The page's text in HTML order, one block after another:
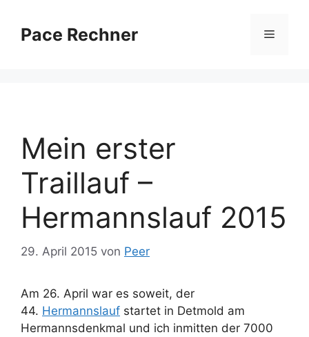
Inhalt
springen
Pace Rechner Menü
Mein erster
Traillauf –
Hermannslauf 2015
29. April 2015 von Peer
Am 26. April war es soweit, der
44. Hermannslauf startet in Detmold am
Hermannsdenkmal und ich inmitten der 7000